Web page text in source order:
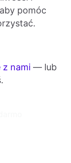
pomóc
z nami — lub